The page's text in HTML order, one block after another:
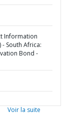
Information
- South Africa:
Bond -
Voir la suite